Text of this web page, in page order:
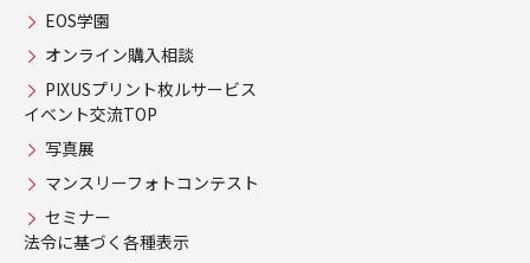
EOS学園
オンライン購入相談
PIXUSプリント枚ルサービス
イベント交流TOP
写真展
マンスリーフォトコンテスト
セミナー
法令に基づく各種表示